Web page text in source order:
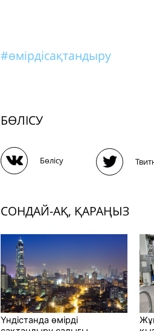
#өмірдісақтандыру
БӨЛІСУ
Бөлісу
СОНДАЙ-АҚ, ҚАРАҢЫЗ
Үндістанда өмірді